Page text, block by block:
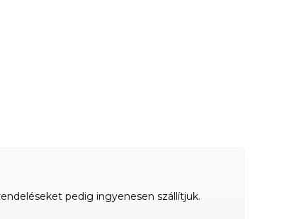
pedig ingyenesen szállítjuk.